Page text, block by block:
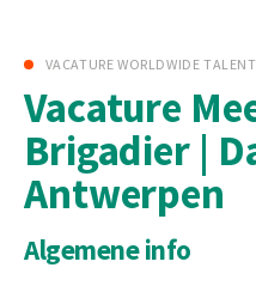
VACATURE WORLDWIDE
Vacature
Brigadier |
Antwerpen
Algemene info